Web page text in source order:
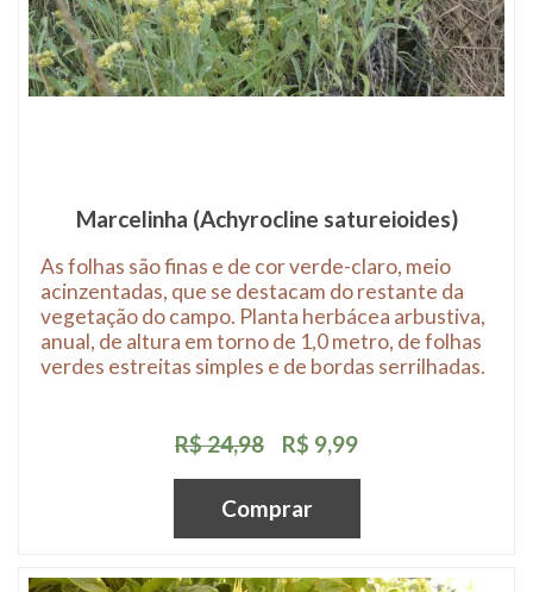
Marcelinha (Achyrocline satureioides)
As folhas são finas e de cor verde-claro, meio
acinzentadas, que se destacam do restante da
vegetação do campo. Planta herbácea arbustiva,
anual, de altura em torno de 1,0 metro, de folhas
verdes estreitas simples e de bordas serrilhadas.
R$ 24,98 R$ 9,99
Comprar